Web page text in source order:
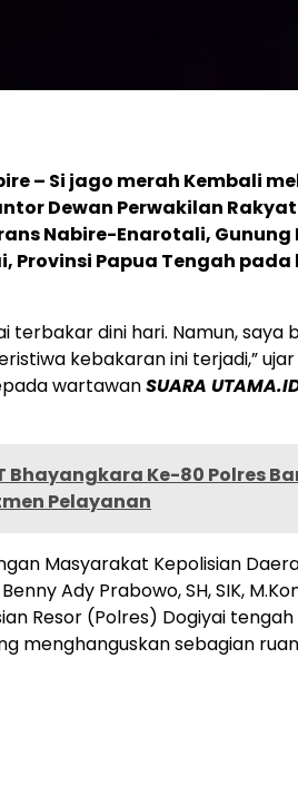
– Si jago merah Kembali
Dewan Perwakilan
Nabire-Enarotali, Gunung
Provinsi Papua Tengah
terbakar dini hari. Namun, saya
kebakaran ini terjadi,”
wartawanSUARA
Bhayangkara Ke-80 Polres
Pelayanan
Masyarakat Kepolisian
Ady Prabowo, SH, SIK,
Resor (Polres) Dogiyai
menghanguskan sebagian